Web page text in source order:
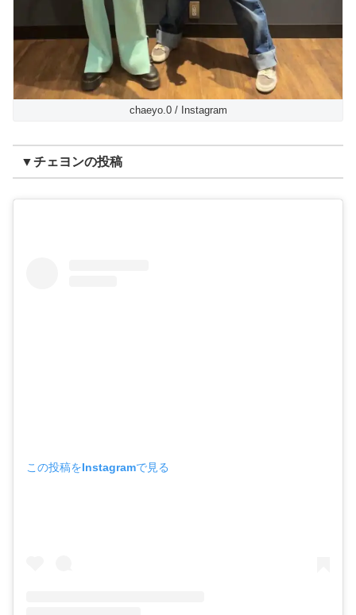
chaeyo.0 / Instagram
▼チェヨンの投稿
この投稿をInstagramで見る